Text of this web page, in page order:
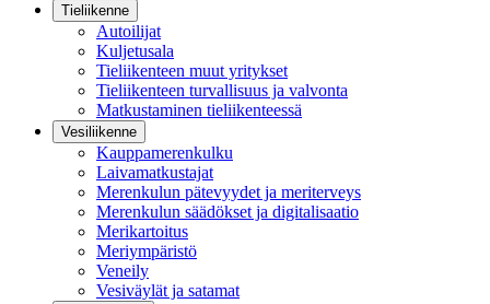
Tieliikenne
Autoilijat
Kuljetusala
Tieliikenteen muut yritykset
Tieliikenteen turvallisuus ja valvonta
Matkustaminen tieliikenteessä
Vesiliikenne
Kauppamerenkulku
Laivamatkustajat
Merenkulun pätevyydet ja meriterveys
Merenkulun säädökset ja digitalisaatio
Merikartoitus
Meriympäristö
Veneily
Vesiväylät ja satamat